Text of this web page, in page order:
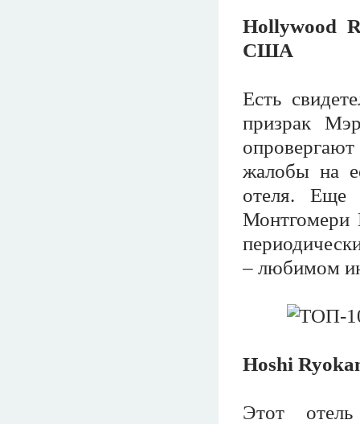
Hollywood
США
Есть
призрак
жалобы на
отеля. Еще
Монтгомери
– любимом
Hoshi
Этот